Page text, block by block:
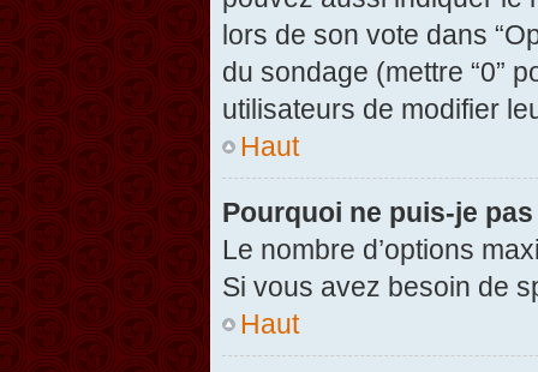
lors de son vote dans
du sondage (mettre “0”
utilisateurs de modifier
Haut
Pourquoi ne puis-je
Le nombre d’options
Si vous avez besoin de
Haut